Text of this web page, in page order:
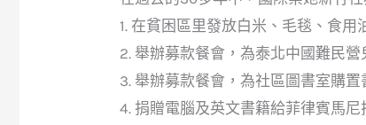
1. 在貧困區里發放白米、毛毯、食用
2. 舉辦募款餐會，為泰北中國難民營
3. 舉辦募款餐會，為社區圖書室購置
4. 捐贈電腦及英文書籍給菲律賓馬